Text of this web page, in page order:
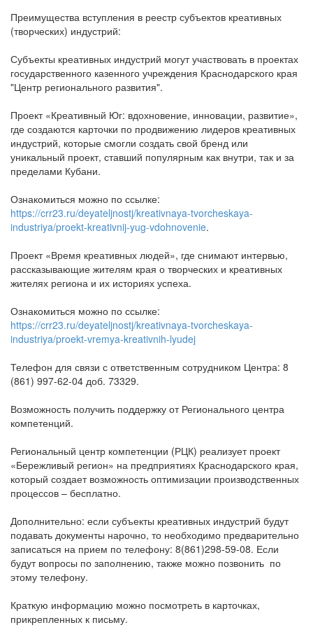
Преимущества вступления в реестр субъектов креативных
(творческих) индустрий:
Субъекты креативных индустрий могут участвовать в проектах
государственного казенного учреждения Краснодарского края
"Центр регионального развития".
Проект «Креативный Юг: вдохновение, инновации, развитие»,
где создаются карточки по продвижению лидеров креативных
индустрий, которые смогли создать свой бренд или
уникальный проект, ставший популярным как внутри, так и за
пределами Кубани.
Ознакомиться можно по ссылке:
https://crr23.ru/deyateljnostj/kreativnaya-tvorcheskaya-
industriya/proekt-kreativnij-yug-vdohnovenie.
Проект «Время креативных людей», где снимают интервью,
рассказывающие жителям края о творческих и креативных
жителях региона и их историях успеха.
Ознакомиться можно по ссылке:
https://crr23.ru/deyateljnostj/kreativnaya-tvorcheskaya-
industriya/proekt-vremya-kreativnih-lyudej
Телефон для связи с ответственным сотрудником Центра: 8
(861) 997-62-04 доб. 73329.
Возможность получить поддержку от Регионального центра
компетенций.
Региональный центр компетенции (РЦК) реализует проект
«Бережливый регион» на предприятиях Краснодарского края,
который создает возможность оптимизации производственных
процессов – бесплатно.
Дополнительно: если субъекты креативных индустрий будут
подавать документы нарочно, то необходимо предварительно
записаться на прием по телефону: 8(861)298-59-08. Если
будут вопросы по заполнению, также можно позвонить по
этому телефону.
Краткую информацию можно посмотреть в карточках,
прикрепленных к письму.